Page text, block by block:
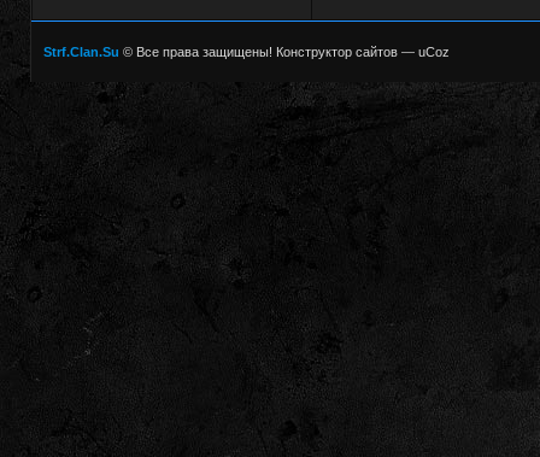
Strf.Clan.Su © Все права защищены! Конструктор сайтов— uCoz